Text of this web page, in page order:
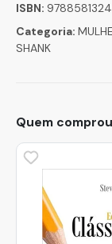
ISBN:
Categoria:
SHANK
Quem